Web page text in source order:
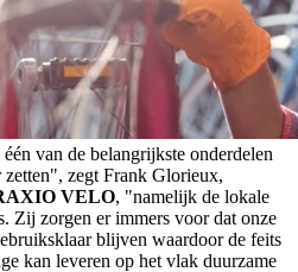
van de belangrijkste onderdelen
zegt Frank Glorieux,
VELO, "namelijk de lokale
Zij zorgen er immers voor dat onze
blijven waardoor de feits
kan leveren op het vlak duurzame